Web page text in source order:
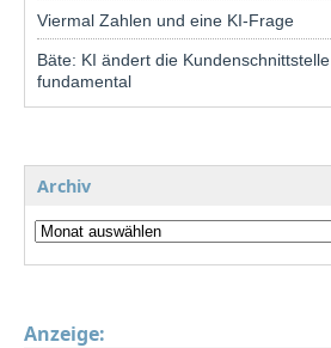
Viermal Zahlen und eine KI-Frage
Bäte: KI ändert die Kundenschnittstelle
fundamental
Archiv
Anzeige: